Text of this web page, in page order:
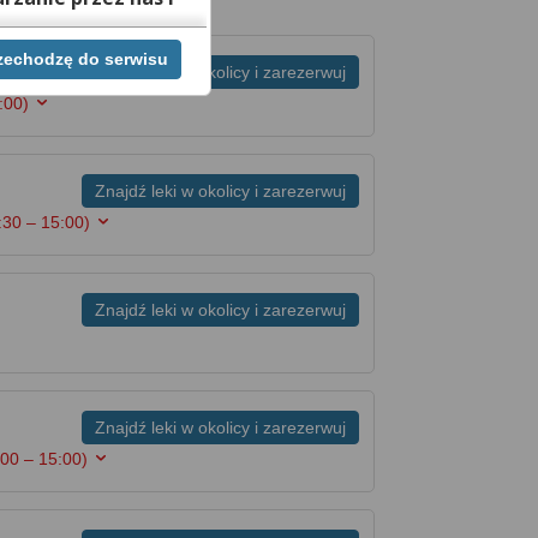
Znajdź leki w okolicy i zarezerwuj
Znajdź leki w okolicy i zarezerwuj
– 15:00)
Znajdź leki w okolicy i zarezerwuj
Znajdź leki w okolicy i zarezerwuj
– 15:00)
chwili cofnąć,
Jeżeli chcesz
tego dokonać
znajdziesz
do serwisu